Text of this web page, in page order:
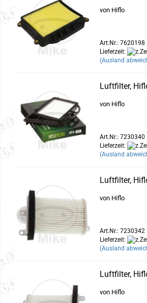
von Hiflo
Art.Nr.: 7620198
Lieferzeit:
(Ausland
Luftfilter,
von Hiflo
Art.Nr.: 7230340
Lieferzeit:
(Ausland
Luftfilter,
von Hiflo
Art.Nr.: 7230342
Lieferzeit:
(Ausland
Luftfilter,
von Hiflo